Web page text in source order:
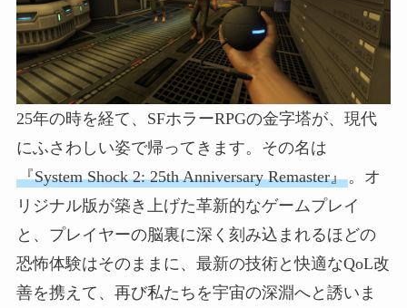
25年の時を経て、SFホラーRPGの金字塔が、現代
にふさわしい姿で帰ってきます。その名は
『System Shock 2: 25th Anniversary Remaster』。オ
リジナル版が築き上げた革新的なゲームプレイ
と、プレイヤーの脳裏に深く刻み込まれるほどの
恐怖体験はそのままに、最新の技術と快適なQoL改
善を携えて、再び私たちを宇宙の深淵へと誘いま